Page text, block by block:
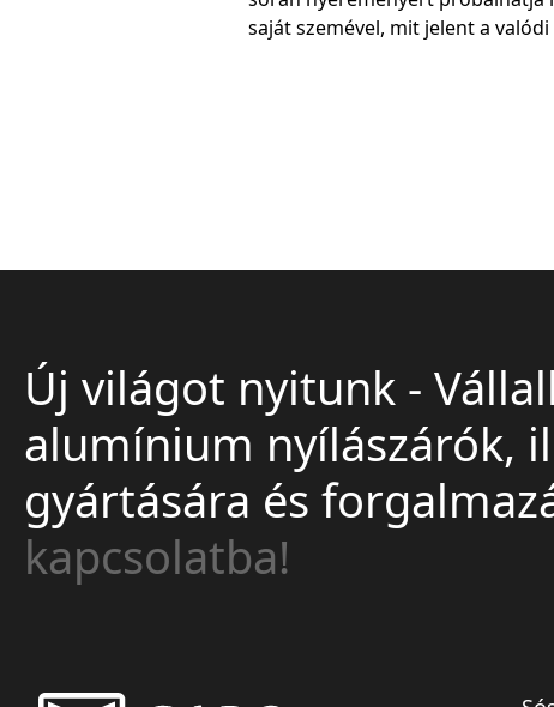
saját szemével, mit jelent a valódi
Új világot nyitunk -
alumínium nyílászárók,
gyártására és
kapcsolatba!